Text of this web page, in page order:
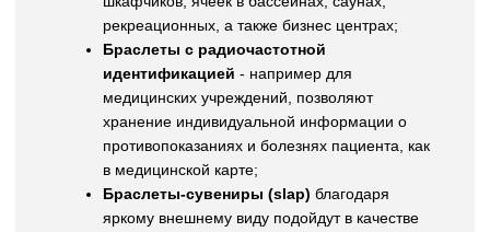
рекреационных, а также бизнес центрах;
Браслеты с радиочастотной
идентификацией - например для
медицинских учреждений, позволяют
хранение индивидуальной информации о
противопоказаниях и болезнях пациента, как
в медицинской карте;
Браслеты-сувениры (slap) благодаря
яркому внешнему виду подойдут в качестве